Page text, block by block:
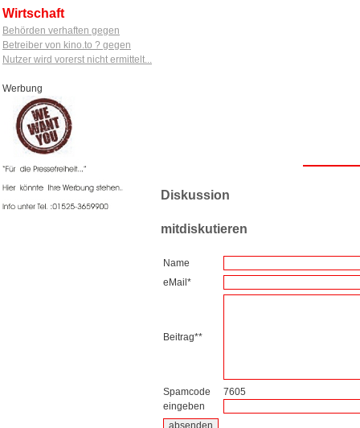
Wirtschaft
Behörden verhaften gegen
Betreiber von kino.to ? gegen
Nutzer wird vorerst nicht ermittelt...
Werbung
Diskussion
mitdiskutieren
Name
eMail*
Beitrag**
Spamcode
eingeben
7605